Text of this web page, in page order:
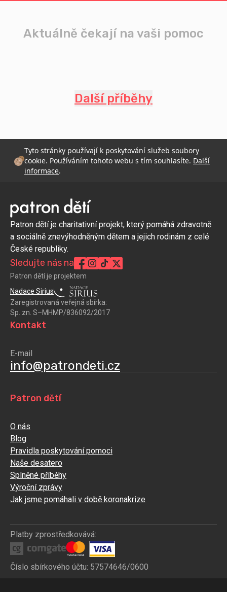
Aktuálně čekají na vaši pomoc
Další příběhy
Tyto stránky používají k poskytování služeb soubory
cookie. Používáním tohoto webu s tím souhlasíte. Další
informace.
Patron dětí je charitativní projekt, který pomáhá zdravotně
a sociálně znevýhodněným dětem a jejich rodinám z celé
České republiky.
Sledujte nás na
Patron dětí je projektem
Nadace Sirius
Zaregistrovaná veřejná sbírka:
Sp. zn. S–MHMP/836092/2017
Patron dětí
O nás
Blog
Pravidla poskytování pomoci
Naše desatero
Splněné příběhy
Výroční zprávy
Jak jsme pomáhali v době koronakrize
Kontakt
E-mail
info@patrondeti.cz
Platby zprostředkovává:
Číslo sbírkového účtu: 57574646/0600